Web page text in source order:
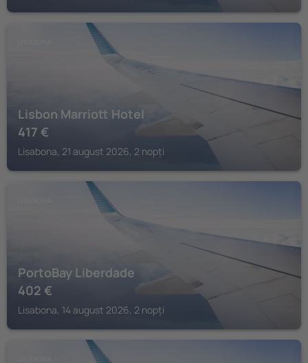
Lisbon Marriott Hotel
417 €
Lisabona, 21 august 2026, 2 nopți
PortoBay Liberdade
402 €
Lisabona, 14 august 2026, 2 nopți